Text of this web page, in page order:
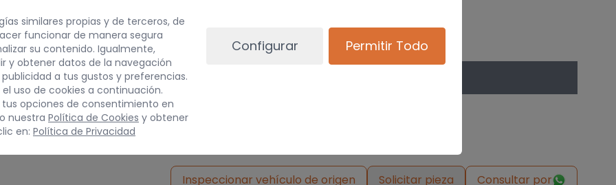
PESO
Inspeccionar vehículo de origen Solicitar pieza Consultar por
similares propias y de terceros, de
funcionar de manera segura
su contenido. Igualmente,
y obtener datos de la navegación
a tus gustos y preferencias.
uso de cookies a continuación.
opciones de consentimiento en
nuestra Política de Cookies y obtener
en: Política de Privacidad
Configurar Permitir Todo